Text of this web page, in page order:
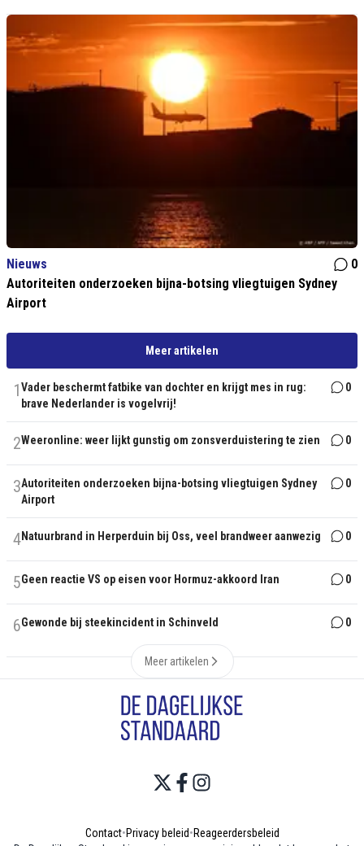
Nieuws
0
Autoriteiten onderzoeken bijna-botsing vliegtuigen Sydney
Airport
Meer artikelen
1Vader beschermt fatbike van dochter en krijgt mes in rug:
brave Nederlander is vogelvrij!
0
2Weeronline: weer lijkt gunstig om zonsverduistering te zien 0
3Autoriteiten onderzoeken bijna-botsing vliegtuigen Sydney
Airport
0
4Natuurbrand in Herperduin bij Oss, veel brandweer aanwezig 0
5Geen reactie VS op eisen voor Hormuz-akkoord Iran 0
6Gewonde bij steekincident in Schinveld 0
Meer artikelen
Contact•Privacy beleid•Reageerdersbeleid